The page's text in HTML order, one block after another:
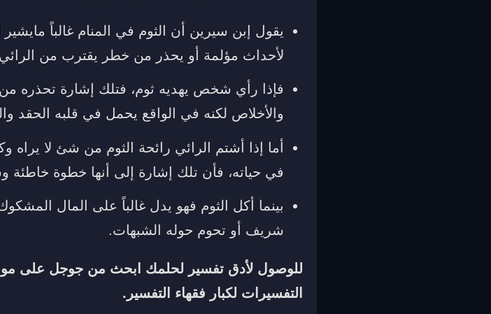
يقول إبن سيرين أن الثوم في المنام غالباً
لأحداث مؤلمة أو يحذر من خطر يقترب من
فإذا رأي شخص يهديه ثوم، فتلك إشارة تحذره
والأخلاص لكنه في الواقع يحمل في قلبه الحقد
أما إذا أشتم الرائي رائحة الثوم من شئ لا
في حياته، فأن تلك إشارة إلى أنها خطوة
بينما أكل الثوم فهو يدل غالباً على المال
شريف أو تحوم حوله الشبهات.
للوصول لأدق تفسير لحلمك ابحث من جوجل على
التفسيرات لكبار فقهاء التفسير.